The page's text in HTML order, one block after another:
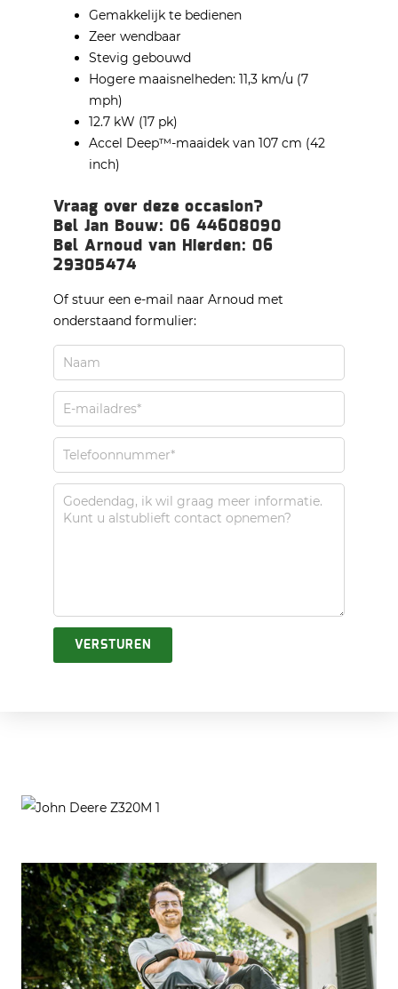
Gemakkelijk te bedienen
Zeer wendbaar
Stevig gebouwd
Hogere maaisnelheden: 11,3 km/u (7
mph)
12.7 kW (17 pk)
Accel Deep™-maaidek van 107 cm (42
inch)
Vraag over deze occasion?
Bel Jan Bouw: 06 44608090
Bel Arnoud van Hierden: 06
29305474
Of stuur een e-mail naar Arnoud met
onderstaand formulier:
VERSTUREN